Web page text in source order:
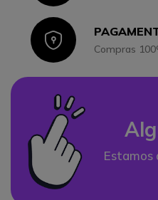
IconCompras
Estamos